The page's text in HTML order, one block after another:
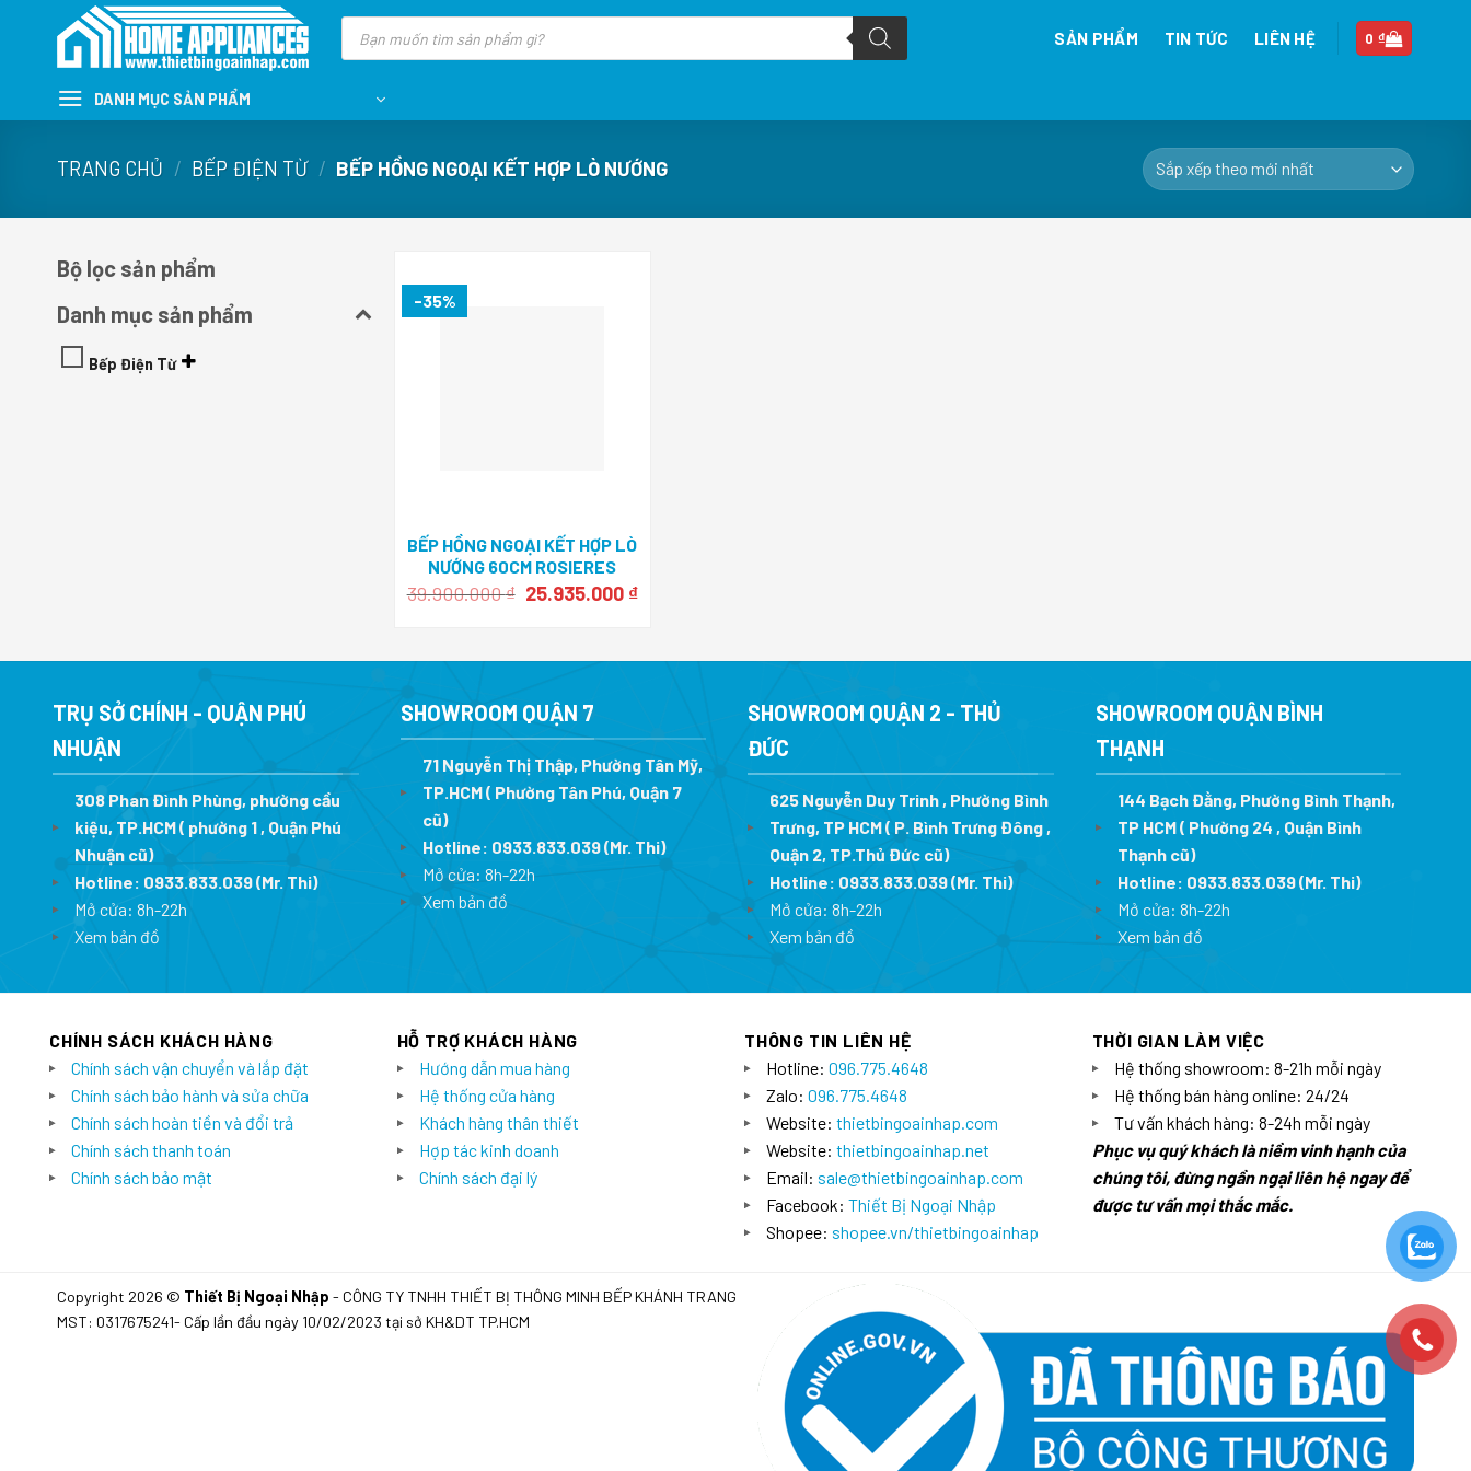
Tìm
kiếm
phẩm
SẢN PHẨM TIN TỨC LIÊN HỆ 0₫
DANH MỤC SẢN PHẨM
TRANG CHỦ / BẾP ĐIỆN TỪ / BẾP HỒNG NGOẠI KẾT HỢP LÒ NƯỚNG
Bộ lọc sản phẩm
Danh mục sản phẩm
Bếp Điện Từ
-35%
BẾP HỒNG NGOẠI KẾT HỢP LÒ
NƯỚNG 60CM ROSIERES
VT66100I
39.900.000₫ Giá
25.935.000 ₫Giá
TRỤ SỞ CHÍNH - QUẬN PHÚ
NHUẬN
308 Phan Đình Phùng, phường cầu
kiệu, TP.HCM ( phường 1 , Quận Phú
Nhuận cũ)
Hotline: 0933.833.039(Mr. Thi)
Mở cửa: 8h-22h
Xem bản đồ
SHOWROOM QUẬN 7
71 Nguyễn Thị Thập, Phường Tân Mỹ,
TP.HCM ( Phường Tân Phú, Quận 7
cũ)
Hotline: 0933.833.039(Mr. Thi)
Mở cửa: 8h-22h
Xem bản đồ
SHOWROOM QUẬN 2 - THỦ
ĐỨC
625 Nguyễn Duy Trinh , Phường Bình
Trưng, TP HCM ( P. Bình Trưng Đông ,
Quận 2, TP.Thủ Đức cũ)
Hotline: 0933.833.039(Mr. Thi)
Mở cửa: 8h-22h
Xem bản đồ
SHOWROOM QUẬN BÌNH
THẠNH
144 Bạch Đằng, Phường Bình Thạnh,
TP HCM ( Phường 24 , Quận Bình
Thạnh cũ)
Hotline: 0933.833.039(Mr. Thi)
Mở cửa: 8h-22h
Xem bản đồ
CHÍNH SÁCH KHÁCH HÀNG
Chính sách vận chuyển và lắp đặt
Chính sách bảo hành và sửa chữa
Chính sách hoàn tiền và đổi trả
Chính sách thanh toán
Chính sách bảo mật
HỖ TRỢ KHÁCH HÀNG
Hướng dẫn mua hàng
Hệ thống cửa hàng
Khách hàng thân thiết
Hợp tác kinh doanh
Chính sách đại lý
THÔNG TIN LIÊN HỆ
Hotline: 096.775.4648
Zalo: 096.775.4648
Website: thietbingoainhap.com
Website: thietbingoainhap.net
Email: sale@thietbingoainhap.com
Facebook: Thiết Bị Ngoại Nhập
Shopee: shopee.vn/thietbingoainhap
THỜI GIAN LÀM VIỆC
Hệ thống showroom: 8-21h mỗi ngày
Hệ thống bán hàng online: 24/24
Tư vấn khách hàng: 8-24h mỗi ngày
Phục vụ quý khách là niềm vinh hạnh của
chúng tôi, đừng ngần ngại liên hệ ngay để
được tư vấn mọi thắc mắc.
Copyright 2026 © Thiết Bị Ngoại Nhập - CÔNG TY TNHH THIẾT BỊ THÔNG MINH BẾP KHÁNH TRANG
MST: 0317675241- Cấp lần đầu ngày 10/02/2023 tại sở KH&DT TP.HCM